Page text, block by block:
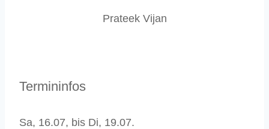
Prateek Vijan
Termininfos
Sa, 16.07, bis Di, 19.07.